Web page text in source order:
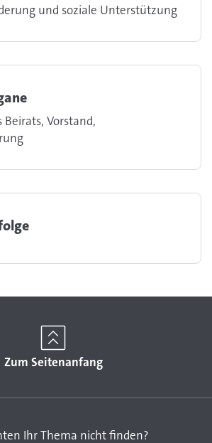
und soziale Unterstützung
Vorstand,
Zum Seitenanfang
Ihr Thema nicht finden?